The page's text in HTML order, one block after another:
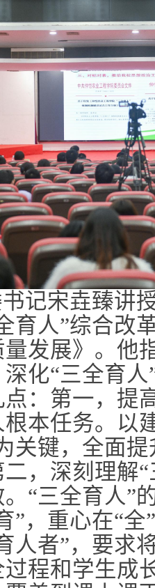
书记宋垚臻讲
育人”综合改
发展》。他
化“三全育
：第一，提
本任务。以
关键，全面
，深刻理解
“三全育人”
”，重心在“
人者”，要求
程和学生成